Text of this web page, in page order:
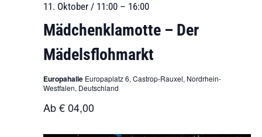
Mädchenklamotte – Der
Mädelsflohmarkt
11. Oktober / 11:00– 16:00
Europahalle Europaplatz 6, Castrop-Rauxel, Nordrhein-
Westfalen, Deutschland
Ab € 04,00